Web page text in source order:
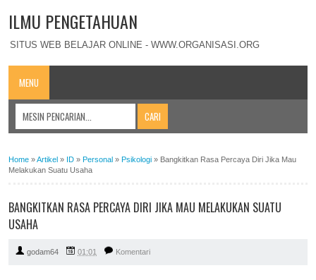
ILMU PENGETAHUAN
SITUS WEB BELAJAR ONLINE - WWW.ORGANISASI.ORG
MENU
Home »Artikel » ID » Personal » Psikologi » Bangkitkan Rasa Percaya Diri Jika Mau
Melakukan Suatu Usaha
BANGKITKAN RASA PERCAYA DIRI JIKA MAU MELAKUKAN SUATU
USAHA
godam64 01:01 Komentari